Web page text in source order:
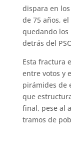
dispara en
de 75 años,
quedando los
detrás del
Esta fractura
entre votos y
pirámides de
que
final, pese al
tramos de